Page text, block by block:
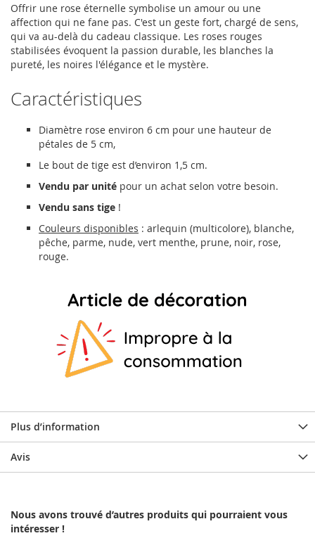
Offrir une rose éternelle symbolise un amour ou une
affection qui ne fane pas. C'est un geste fort, chargé de sens,
qui va au-delà du cadeau classique. Les roses rouges
stabilisées évoquent la passion durable, les blanches la
pureté, les noires l'élégance et le mystère.
Caractéristiques
Diamètre rose environ 6 cm pour une hauteur de
pétales de 5 cm,
Le bout de tige est d’environ 1,5 cm.
Vendu par unité pour un achat selon votre besoin.
Vendu sans tige !
Couleurs disponibles : arlequin (multicolore), blanche,
pêche, parme, nude, vert menthe, prune, noir, rose,
rouge.
Plus d’information
Avis
Nous avons trouvé d’autres produits qui pourraient vous
intéresser !